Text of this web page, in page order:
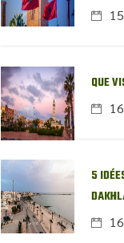
QUE
5